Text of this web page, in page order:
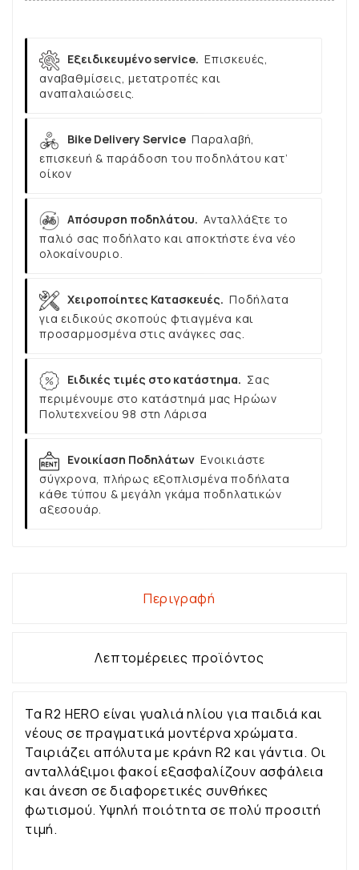
Εξειδικευμένο service. Επισκευές,
αναβαθμίσεις, μετατροπές και
αναπαλαιώσεις.
Bike Delivery Service Παραλαβή,
επισκευή & παράδοση του ποδηλάτου κατ’
οίκον
Απόσυρση ποδηλάτου. Ανταλλάξτε το
παλιό σας ποδήλατο και αποκτήστε ένα νέο
ολοκαίνουριο.
Χειροποίητες Κατασκευές. Ποδήλατα
για ειδικούς σκοπούς φτιαγμένα και
προσαρμοσμένα στις ανάγκες σας.
Ειδικές τιμές στο κατάστημα. Σας
περιμένουμε στο κατάστημά μας Ηρώων
Πολυτεχνείου 98 στη Λάρισα
Ενοικίαση Ποδηλάτων Ενοικιάστε
σύγχρονα, πλήρως εξοπλισμένα ποδήλατα
κάθε τύπου & μεγάλη γκάμα ποδηλατικών
αξεσουάρ.
Περιγραφή
Λεπτομέρειες προϊόντος
Τα R2 HERO είναι γυαλιά ηλίου για παιδιά και
νέους σε πραγματικά μοντέρνα χρώματα.
Ταιριάζει απόλυτα με κράνη R2 και γάντια. Οι
ανταλλάξιμοι φακοί εξασφαλίζουν ασφάλεια
και άνεση σε διαφορετικές συνθήκες
φωτισμού. Υψηλή ποιότητα σε πολύ προσιτή
τιμή.